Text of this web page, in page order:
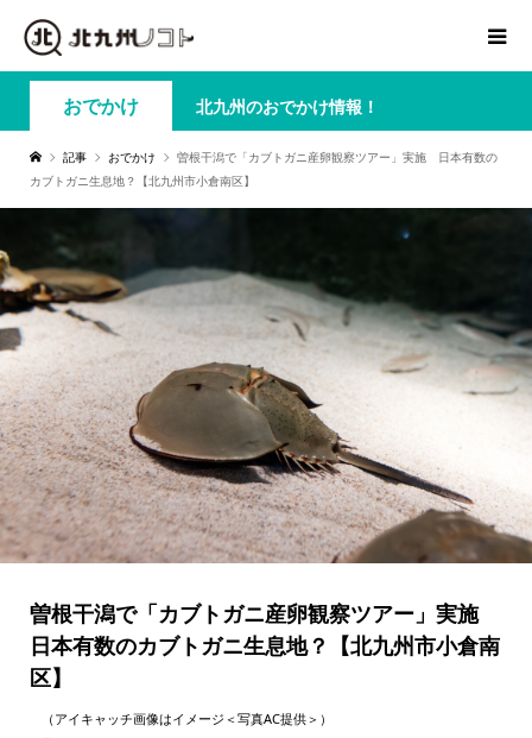
おでかけ 北九州のおでかけ情報！
記事 おでかけ
曽根干潟で「カブトガニ産卵観察ツアー」実施 日本有数の
カブトガニ生息地？【北九州市小倉南区】
曽根干潟で「カブトガニ産卵観察ツアー」実施
日本有数のカブトガニ生息地？【北九州市小倉南
区】
（アイキャッチ画像はイメージ＜写真AC提供＞）